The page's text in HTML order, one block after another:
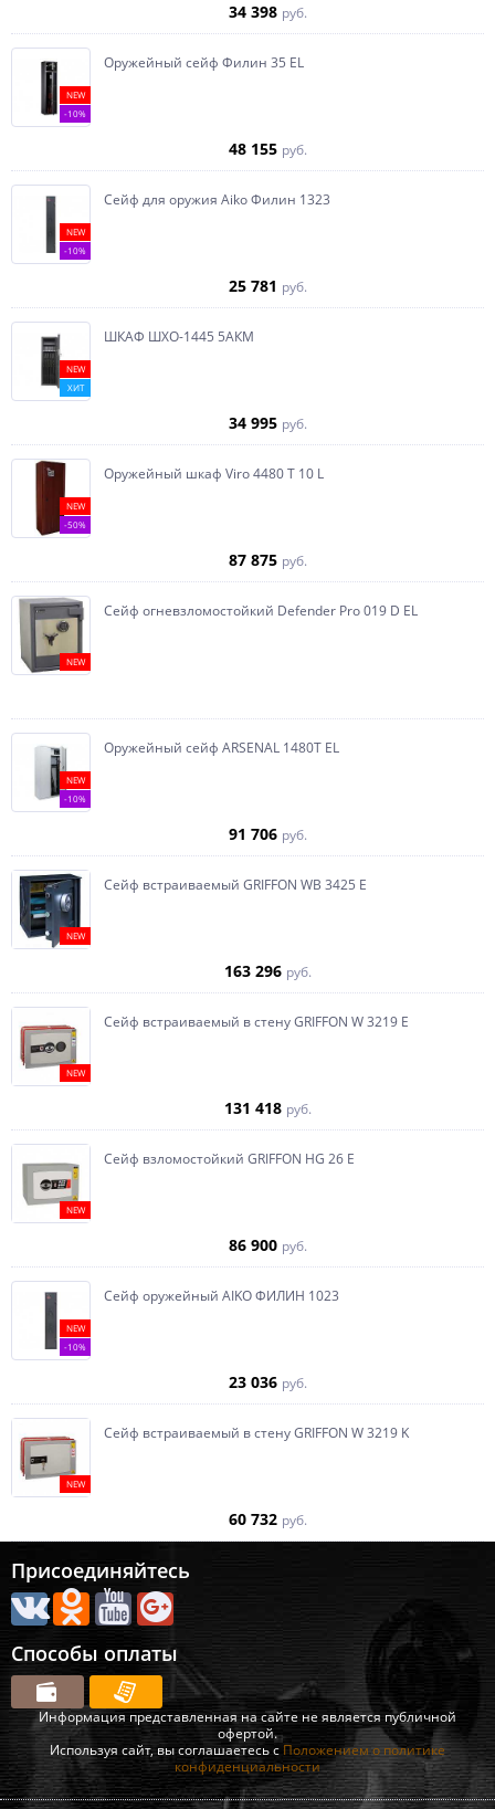
34 398 руб.
NEW
-10%
Оружейный сейф Филин 35 EL
48 155 руб.
NEW
-10%
Сейф для оружия Aiko Филин 1323
25 781 руб.
NEW
ХИТ
ШКАФ ШХО-1445 5АКМ
34 995 руб.
NEW
-50%
Оружейный шкаф Viro 4480 T 10 L
87 875 руб.
NEW
Сейф огневзломостойкий Defender Pro 019 D EL
NEW
-10%
Оружейный сейф ARSENAL 1480Т EL
91 706 руб.
NEW
Сейф встраиваемый GRIFFON WB 3425 E
163 296 руб.
NEW
Сейф встраиваемый в стену GRIFFON W 3219 E
131 418 руб.
NEW
Сейф взломостойкий GRIFFON HG 26 E
86 900 руб.
NEW
-10%
Сейф оружейный AIKO ФИЛИН 1023
23 036 руб.
NEW
Сейф встраиваемый в стену GRIFFON W 3219 K
60 732 руб.
Присоединяйтесь
Способы оплаты
Информация представленная на сайте не является публичной
офертой.
Используя сайт, вы соглашаетесь с Положением о политике
конфиденциальности